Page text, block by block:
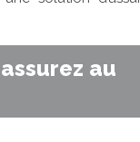
au